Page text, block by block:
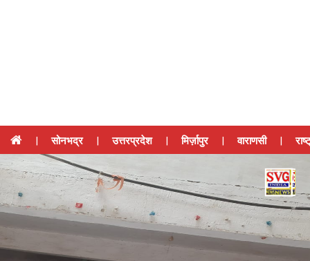
| सोनभद्र | उत्तरप्रदेश | मिर्ज़ापुर | वाराणसी |